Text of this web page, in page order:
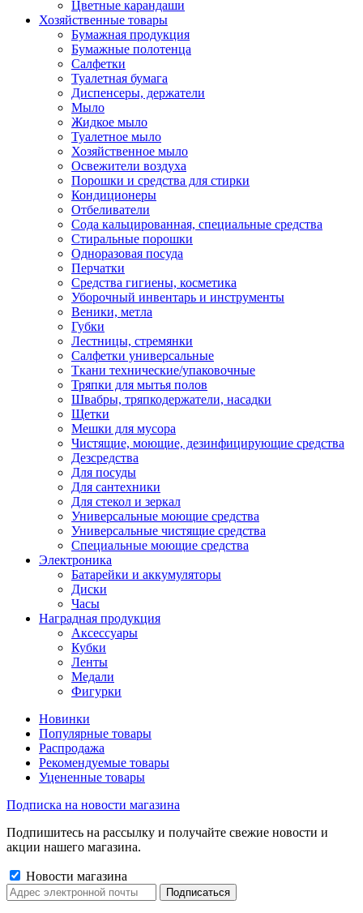
Цветные карандаши
Хозяйственные товары
Бумажная продукция
Бумажные полотенца
Салфетки
Туалетная бумага
Диспенсеры, держатели
Мыло
Жидкое мыло
Туалетное мыло
Хозяйственное мыло
Освежители воздуха
Порошки и средства для стирки
Кондиционеры
Отбеливатели
Сода кальцированная, специальные средства
Стиральные порошки
Одноразовая посуда
Перчатки
Средства гигиены, косметика
Уборочный инвентарь и инструменты
Веники, метла
Губки
Лестницы, стремянки
Салфетки универсальные
Ткани технические/упаковочные
Тряпки для мытья полов
Швабры, тряпкодержатели, насадки
Щетки
Мешки для мусора
Чистящие, моющие, дезинфицирующие средства
Дезсредства
Для посуды
Для сантехники
Для стекол и зеркал
Универсальные моющие средства
Универсальные чистящие средства
Специальные моющие средства
Электроника
Батарейки и аккумуляторы
Диски
Часы
Наградная продукция
Аксессуары
Кубки
Ленты
Медали
Фигурки
Новинки
Популярные товары
Распродажа
Рекомендуемые товары
Уцененные товары
Подписка на новости магазина
Подпишитесь на рассылку и получайте свежие новости и
акции нашего магазина.
Новости магазина